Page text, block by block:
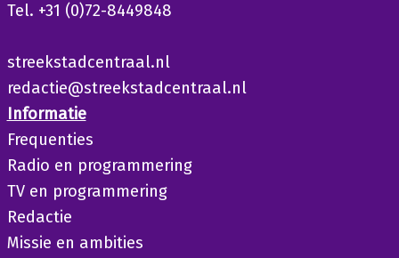
Tel. +31 (0)72-8449848
streekstadcentraal.nl
redactie@streekstadcentraal.nl
Informatie
Frequenties
Radio en programmering
TV en programmering
Redactie
Missie en ambities